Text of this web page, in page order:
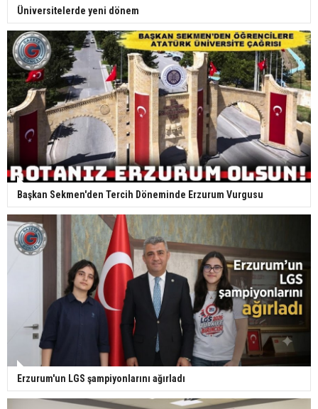
Üniversitelerde yeni dönem
Başkan Sekmen'den Tercih Döneminde Erzurum Vurgusu
Erzurum'un LGS şampiyonlarını ağırladı